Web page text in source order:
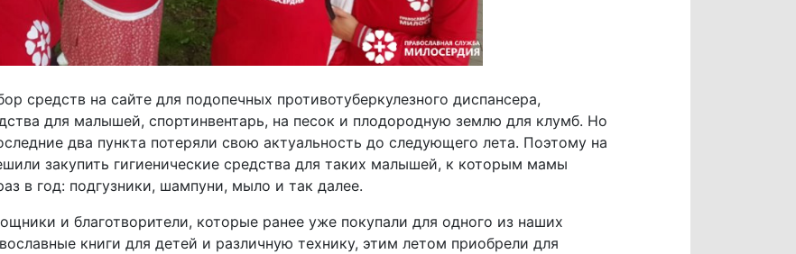
средств на сайте для подопечных противотуберкулезного диспансера,
для малышей, спортинвентарь, на песок и плодородную землю для клумб. Но
два пункта потеряли свою актуальность до следующего лета. Поэтому на
закупить гигиенические средства для таких малышей, к которым мамы
в год: подгузники, шампуни, мыло и так далее.
и благотворители, которые ранее уже покупали для одного из наших
книги для детей и различную технику, этим летом приобрели для